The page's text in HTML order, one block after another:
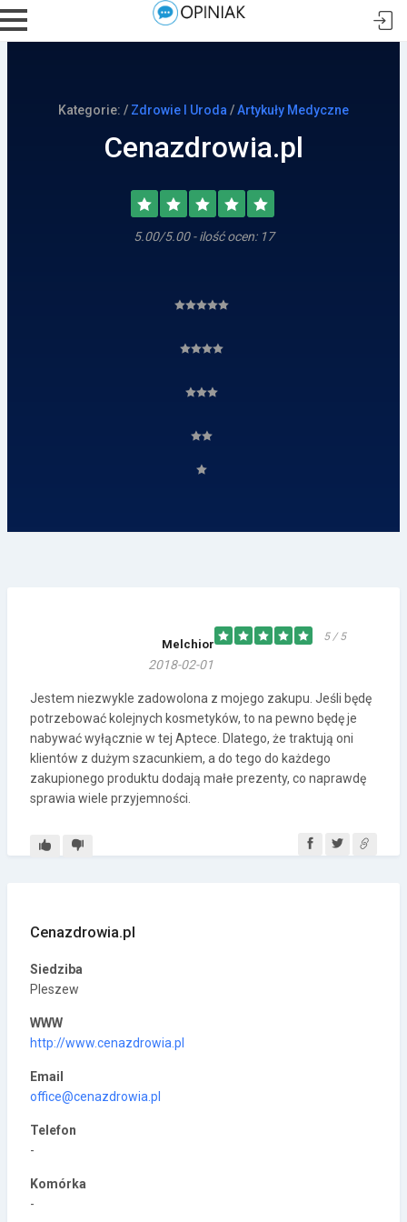
Kategorie: / Zdrowie I Uroda /Artykuły Medyczne
Cenazdrowia.pl
5.00/5.00 - ilość ocen: 17
Melchior
5 / 5
2018-02-01
Jestem niezwykle zadowolona z mojego zakupu. Jeśli będę
potrzebować kolejnych kosmetyków, to na pewno będę je
nabywać wyłącznie w tej Aptece. Dlatego, że traktują oni
klientów z dużym szacunkiem, a do tego do każdego
zakupionego produktu dodają małe prezenty, co naprawdę
sprawia wiele przyjemności.
Cenazdrowia.pl
Siedziba
Pleszew
WWW
http://www.cenazdrowia.pl
Email
office@cenazdrowia.pl
Telefon
-
Komórka
-